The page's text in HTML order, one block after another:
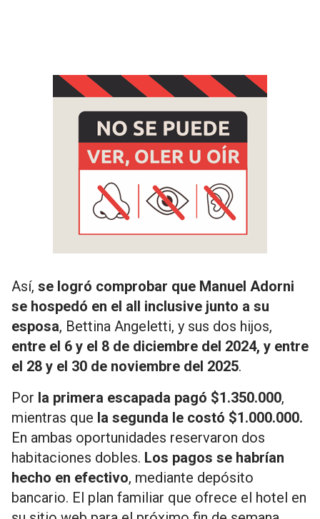
Así, se logró comprobar que Manuel Adorni
se hospedó en el all inclusive junto a su
esposa, Bettina Angeletti, y sus dos hijos,
entre el 6 y el 8 de diciembre del 2024, y entre
el 28 y el 30 de noviembre del 2025.
Por la primera escapada pagó $1.350.000,
mientras que la segunda le costó $1.000.000.
En ambas oportunidades reservaron dos
habitaciones dobles. Los pagos se habrían
hecho en efectivo, mediante depósito
bancario. El plan familiar que ofrece el hotel en